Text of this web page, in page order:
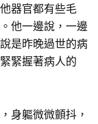
器官都有些毛
他一邊說，一邊
是昨晚過世的病
緊握著病人的
軀微微顫抖，